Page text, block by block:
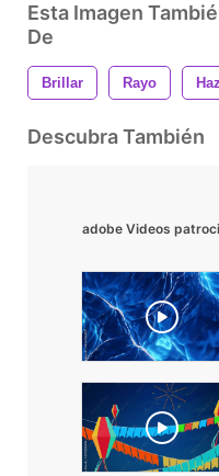
Esta Imagen
De
Brillar Rayo Haz
Descubra También
adobe Videos